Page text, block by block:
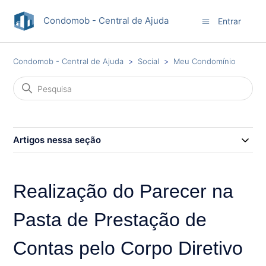
Condomob - Central de Ajuda Entrar
Condomob - Central de Ajuda Social Meu Condomínio
Artigos nessa seção
Realização do Parecer na
Pasta de Prestação de
Contas pelo Corpo Diretivo